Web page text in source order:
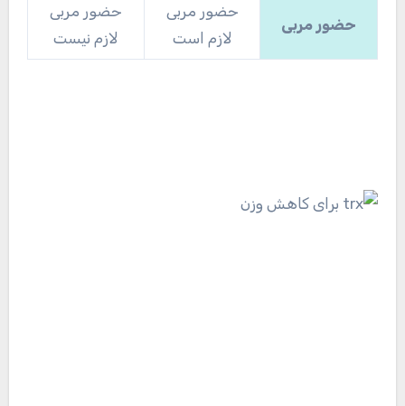
حضور مربی
حضور مربی
لازم است
حضور مربی
لازم نیست